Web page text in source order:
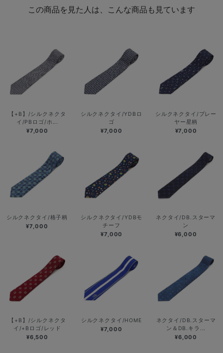
この商品を見た人は、こんな商品も見ています
【+B】/シルクネクタ
イ/PBロゴ/ホ...
¥7,000
シルクネクタイ/YDBロ
ゴ
¥7,000
シルクネクタイ/プレー
ヤー星柄
¥7,000
シルクネクタイ/格子柄
¥7,000
シルクネクタイ/YDBモ
チーフ
¥7,000
ネクタイ/DB.スターマ
ン
¥6,000
【+B】/シルクネクタ
イ/+Bロゴ/レッド
¥6,500
シルクネクタイ/HOME
¥7,000
ネクタイ/DB.スターマ
ン＆DB.キラ...
¥6,000